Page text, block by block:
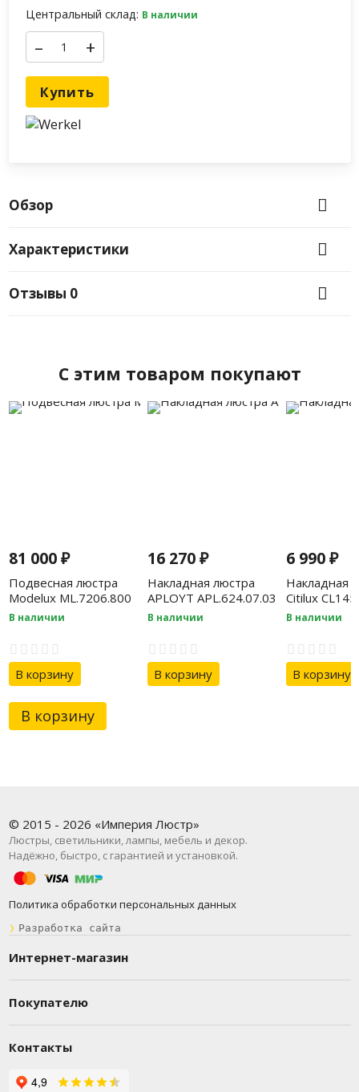
Центральный склад: В наличии
– +
Купить
Обзор
Характеристики
Отзывы 0
C этим товаром покупают
81 000₽
Подвесная люстра
Modelux ML.7206.800
GD
В наличии
В корзину
16 270₽
Накладная люстра
APLOYT APL.624.07.03
В наличии
В корзину
6 990₽
Накладная
Citilux
В наличии
В корзину
В корзину
© 2015 - 2026 «Империя Люстр»
Люстры, светильники, лампы, мебель и декор.
Надёжно, быстро, с гарантией и установкой.
Политика обработки персональных данных
❯ Разработка сайта
Интернет-магазин
Покупателю
Контакты